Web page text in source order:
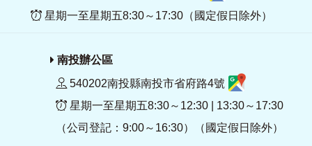
星期一至星期五8:30～17:30（國定假日除外）
南投辦公區
540202南投縣南投市省府路4號
星期一至星期五8:30～12:30 | 13:30～17:30
（公司登記：9:00～16:30）（國定假日除外）